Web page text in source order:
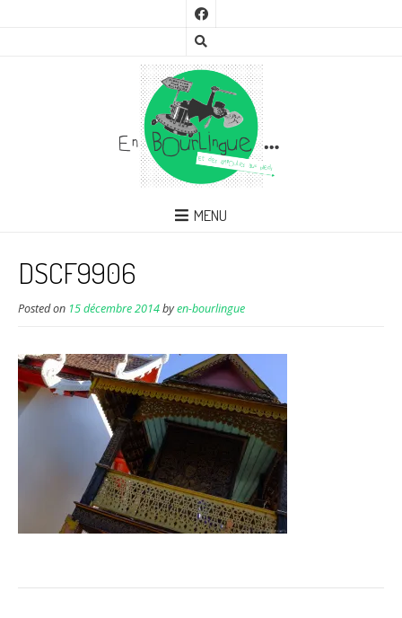
MENU
DSCF9906
Posted on 15 décembre 2014byen-bourlingue